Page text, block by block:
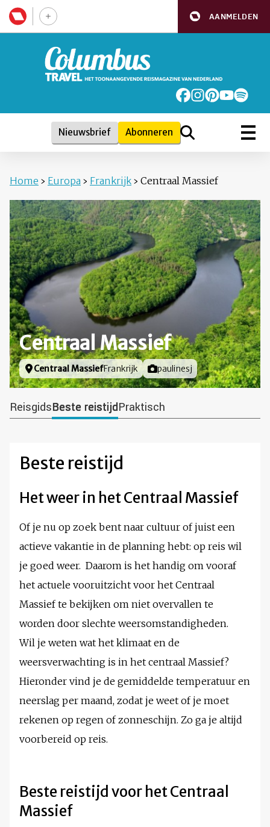
AANMELDEN
Nieuwsbrief Abonneren
Home › Europa › Frankrijk › Centraal Massief
Centraal Massief
Locatie
Centraal MassiefFrankrijk Foto door
paulinesj
ReisgidsBeste reistijdPraktisch
Beste reistijd
Het weer in het Centraal Massief
Of je nu op zoek bent naar cultuur of juist een
actieve vakantie in de planning hebt: op reis wil
je goed weer. Daarom is het handig om vooraf
het actuele vooruitzicht voor het Centraal
Massief te bekijken om niet overvallen te
worden door slechte weersomstandigheden.
Wil je weten wat het klimaat en de
weersverwachting is in het centraal Massief?
Hieronder vind je de gemiddelde temperatuur en
neerslag per maand, zodat je weet of je moet
rekenen op regen of zonneschijn. Zo ga je altijd
voorbereid op reis.
Beste reistijd voor het Centraal
Massief